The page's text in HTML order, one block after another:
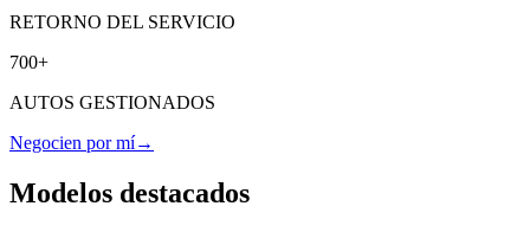
RETORNO DEL SERVICIO
700+
AUTOS GESTIONADOS
Negocien por mí→
Modelos destacados